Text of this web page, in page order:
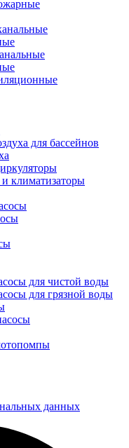
для бассейнов
климатизаторы
для чистой воды
для грязной воды
данных